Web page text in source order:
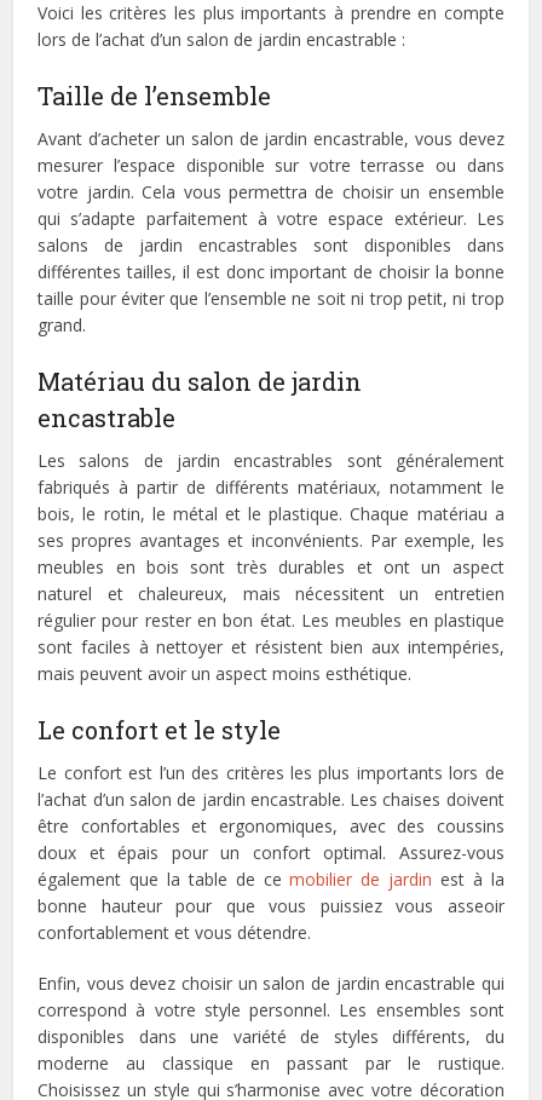
Voici les critères les plus importants à prendre en compte
lors de l’achat d’un salon de jardin encastrable :
Taille de l’ensemble
Avant d’acheter un salon de jardin encastrable, vous devez
mesurer l’espace disponible sur votre terrasse ou dans
votre jardin. Cela vous permettra de choisir un ensemble
qui s’adapte parfaitement à votre espace extérieur. Les
salons de jardin encastrables sont disponibles dans
différentes tailles, il est donc important de choisir la bonne
taille pour éviter que l’ensemble ne soit ni trop petit, ni trop
grand.
Matériau du salon de jardin
encastrable
Les salons de jardin encastrables sont généralement
fabriqués à partir de différents matériaux, notamment le
bois, le rotin, le métal et le plastique. Chaque matériau a
ses propres avantages et inconvénients. Par exemple, les
meubles en bois sont très durables et ont un aspect
naturel et chaleureux, mais nécessitent un entretien
régulier pour rester en bon état. Les meubles en plastique
sont faciles à nettoyer et résistent bien aux intempéries,
mais peuvent avoir un aspect moins esthétique.
Le confort et le style
Le confort est l’un des critères les plus importants lors de
l’achat d’un salon de jardin encastrable. Les chaises doivent
être confortables et ergonomiques, avec des coussins
doux et épais pour un confort optimal. Assurez-vous
également que la table de cemobilier de jardin est à la
bonne hauteur pour que vous puissiez vous asseoir
confortablement et vous détendre.
Enfin, vous devez choisir un salon de jardin encastrable qui
correspond à votre style personnel. Les ensembles sont
disponibles dans une variété de styles différents, du
moderne au classique en passant par le rustique.
Choisissez un style qui s’harmonise avec votre décoration